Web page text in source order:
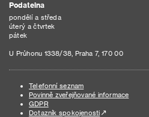
Podatelna
pondělí a středa
úterý a čtvrtek
pátek
U Průhonu 1338/38, Praha 7, 170 00
Telefonní seznam
Povinně zveřejňované informace
GDPR
Dotazník spokojenosti